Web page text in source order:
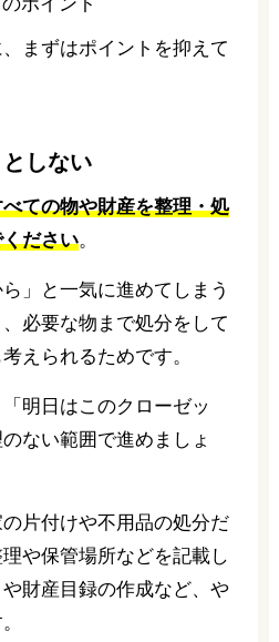
まずはポイントを抑えて
しない
ての物や財産を整理・処
ださい。
」と一気に進めてしまう
必要な物まで処分をして
えられるためです。
明日はこのクローゼッ
ない範囲で進めましょ
片付けや不用品の処分だ
や保管場所などを記載し
財産目録の作成など、や